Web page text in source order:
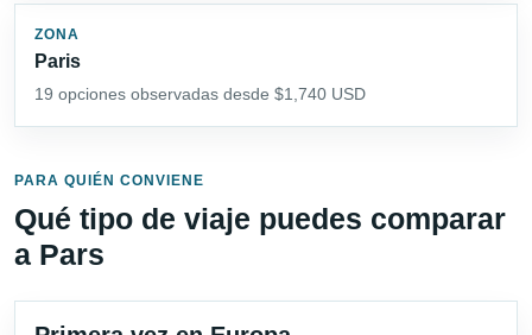
ZONA
Paris
19 opciones observadas desde $1,740 USD
PARA QUIÉN CONVIENE
Qué tipo de viaje puedes comparar
a Pars